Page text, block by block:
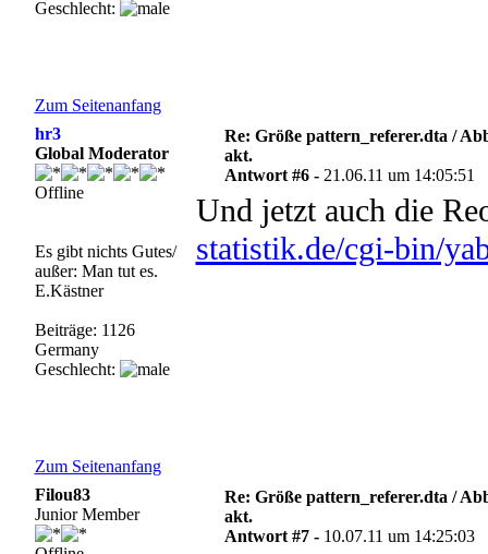
Geschlecht:
Zum Seitenanfang
hr3
Global Moderator
Offline
Es gibt nichts Gutes/
außer: Man tut es.
E.Kästner
Beiträge: 1126
Germany
Geschlecht:
Re: Größe pattern_referer.dta /
akt.
Antwort #6 - 21.06.11 um 14:05:51
Und jetzt auch die
statistik.de/cgi-bin/
Zum Seitenanfang
Filou83
Junior Member
Re: Größe pattern_referer.dta /
akt.
Antwort #7 - 10.07.11 um 14:25:03